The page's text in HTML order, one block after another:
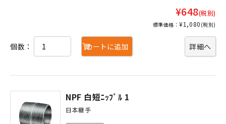
¥648(税別)
標準価格：¥1,080 (税別)
詳細へ
個数： カートに追加
NPF 白短ﾆｯﾌﾟﾙ 1
日本継手